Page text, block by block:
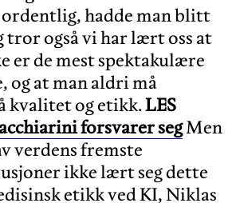
hadde man blitt
tror også vi har lært oss at
er de mest spektakulære
og at man aldri må
kvalitet og etikk.LES
forsvarer segMen
verdens fremste
ikke lært seg dette
etikk ved KI, Niklas